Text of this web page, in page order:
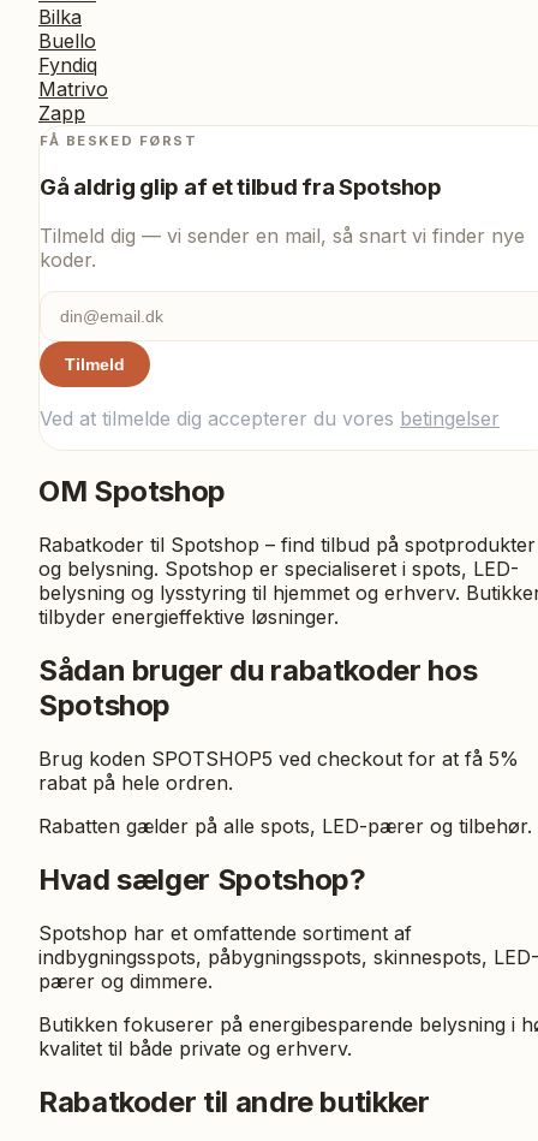
Bilka
Buello
Fyndiq
Matrivo
Zapp
FÅ BESKED FØRST
Gå aldrig glip af et tilbud fraSpotshop
Tilmeld dig — vi sender en mail, så snart vi finder nye
koder.
Tilmeld
Ved at tilmelde dig accepterer du vores betingelser
OM Spotshop
Rabatkoder til Spotshop – find tilbud på spotprodukter
og belysning. Spotshop er specialiseret i spots, LED-
belysning og lysstyring til hjemmet og erhverv.
tilbyder energieffektive løsninger.
Sådan bruger du rabatkoder hos
Spotshop
Brug koden SPOTSHOP5 ved checkout for at få 5%
rabat på hele ordren.
Rabatten gælder på alle spots, LED-pærer og tilbehør.
Hvad sælger Spotshop?
Spotshop har et omfattende sortiment af
indbygningsspots, påbygningsspots, skinnespots, LED-
pærer og dimmere.
Butikken fokuserer på energibesparende belysning i
kvalitet til både private og erhverv.
Rabatkoder til andre butikker